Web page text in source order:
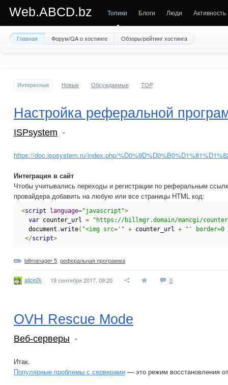
Web.ABCD.bz Топики Блоги Люди Активность
Главная Форум/QA о хостинге Обзоры/рейтинг хостинга
Интересные Новые Обсуждаемые TOP
Настройка реферальной
ISPsystem
https://doc.ispsystem.ru/index.php/
Интеграция в сайт
Чтобы учитывались переходы и регистрации по реферальным
провайдера добавить на любую или все страницы HTML код:
<script language="javascript">
var counter_url =
"https://billmgr.domain/mancgi/
document .write( "<img src='" + counter_url +
"' border=0
</script>
billmanager 5 реферальная программа
alice2k 19 сентября 2017, 09:20 0
OVH Rescue Mode
Веб-серверы
Итак.
Популярные проблемы с серверами — это режим восстановления